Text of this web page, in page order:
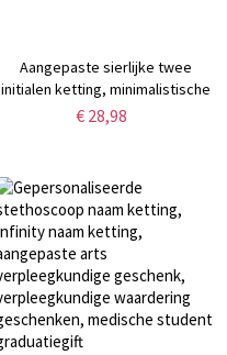
Aangepaste sierlijke twee
initialen ketting, minimalistische
dubbele letters, sterling
minnaar/partner/beste vriend
€ 28,98